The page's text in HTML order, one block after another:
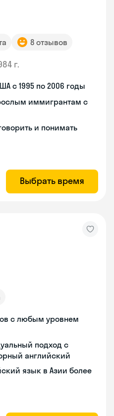
8 отзывов
г.
с 1995 по 2006 годы
иммигрантам с
и понимать
Выбрать время
с любым уровнем
подход с
английский
язык в Азии более